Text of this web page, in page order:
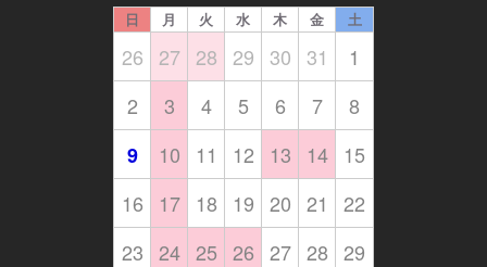
日 月 火 水 木 金 土
26 27 28 29 30 31
1
2
3 4 5 6 7
8
9
10 11 12 13 14
15
16
17 18 19 20 21
22
23 24 25 26 27 28 29